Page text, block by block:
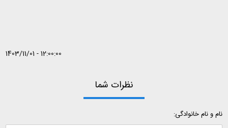
1403/11/01 - 12:00:00
نظرات شما
نام و نام خانوادگی: